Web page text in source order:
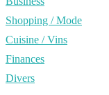
Shopping / Mode
Cuisine / Vins
Finances
Divers